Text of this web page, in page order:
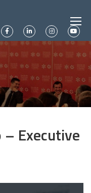
Executive